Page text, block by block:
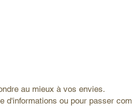
au mieux à vos envies.
d'informations ou pour passer